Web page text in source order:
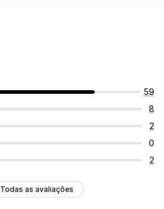
59
8
2
0
2
Todas as avaliações